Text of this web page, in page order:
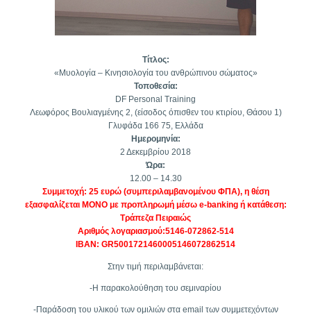
Τίτλος:
«Μυολογία – Κινησιολογία του ανθρώπινου σώματος»
Τοποθεσία:
DF Personal Training
Λεωφόρος Βουλιαγμένης 2, (είσοδος όπισθεν του κτιρίου, Θάσου 1)
Γλυφάδα 166 75, Ελλάδα
Ημερομηνία:
2 Δεκεμβρίου 2018
Ώρα:
12.00 – 14.30
Συμμετοχή: 25 ευρώ (συμπεριλαμβανομένου ΦΠΑ), η θέση
εξασφαλίζεται ΜΟΝΟ με προπληρωμή μέσω e-banking ή κατάθεση:
Τράπεζα Πειραιώς
Αριθμός λογαριασμού:5146-072862-514
IBAN: GR5001721460005146072862514
Στην τιμή περιλαμβάνεται:
-Η παρακολούθηση του σεμιναρίου
-Παράδοση του υλικού των ομιλιών στα email των συμμετεχόντων